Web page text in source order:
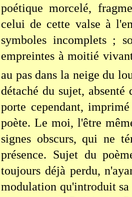
poétique morcelé,
celui de cette valse à
symboles incomplets ;
empreintes à moitié
au pas dans la neige du
détaché du sujet,
porte cependant,
poète. Le moi, l'être
signes obscurs, qui ne
présence. Sujet du
toujours déjà perdu,
modulation qu'introduit